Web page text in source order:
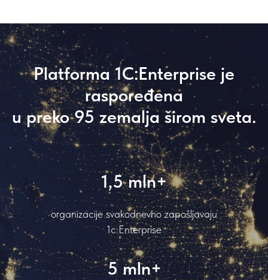
Platforma 1C:Enterprise je
raspoređena
u preko 95 zemalja širom sveta.
1,5 mln+
organizacije svakodnevno zapošljavaju
1с:Enterprise
5 mln+